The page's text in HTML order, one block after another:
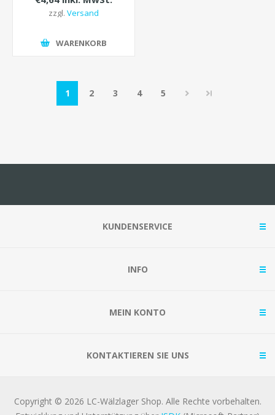
zzgl. Versand
WARENKORB
1 2 3 4 5
KUNDENSERVICE
INFO
MEIN KONTO
KONTAKTIEREN SIE UNS
Copyright © 2026 LC-Wälzlager Shop. Alle Rechte vorbehalten.